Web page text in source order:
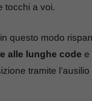
tocchi a voi.
questo modo
alle lunghe code e
tramite